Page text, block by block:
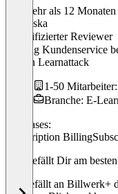
Vor mehr als 12 Monaten
Franziska
Verifizierter Reviewer
Leitung Kundenservice
Duden Learnattack
1-50
Branche: E-
Use cases:
Subscription Billing
Was gefällt Dir am
Mir gefällt an Billwerk+